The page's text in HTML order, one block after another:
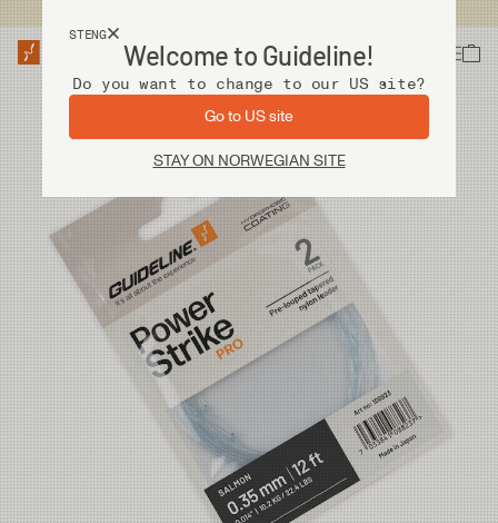
STENG
Welcome to Guideline!
Do you want to change to our US site?
Go to US site
STAY ON NORWEGIAN SITE